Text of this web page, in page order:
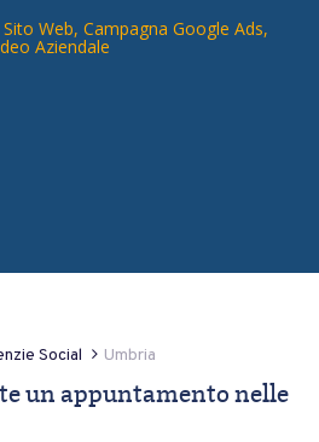
Sito Web, Campagna Google Ads,
Aziendale
Social Umbria
un appuntamento nelle